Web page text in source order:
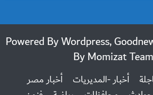
2014 Powered By Wordpress,
ByMomizat Team
أخبار -المديريات
أخبار مصر